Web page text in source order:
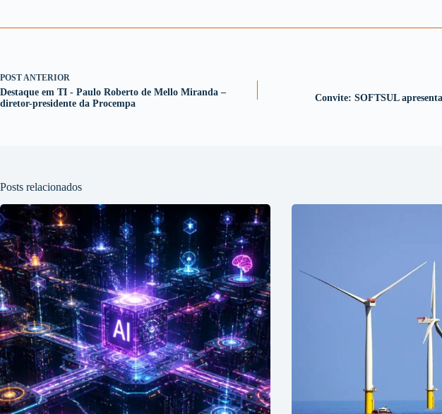
POST ANTERIOR
Destaque em TI - Paulo Roberto de Mello Miranda –
diretor-presidente da Procempa
Convite: SOFTSUL
Posts relacionados